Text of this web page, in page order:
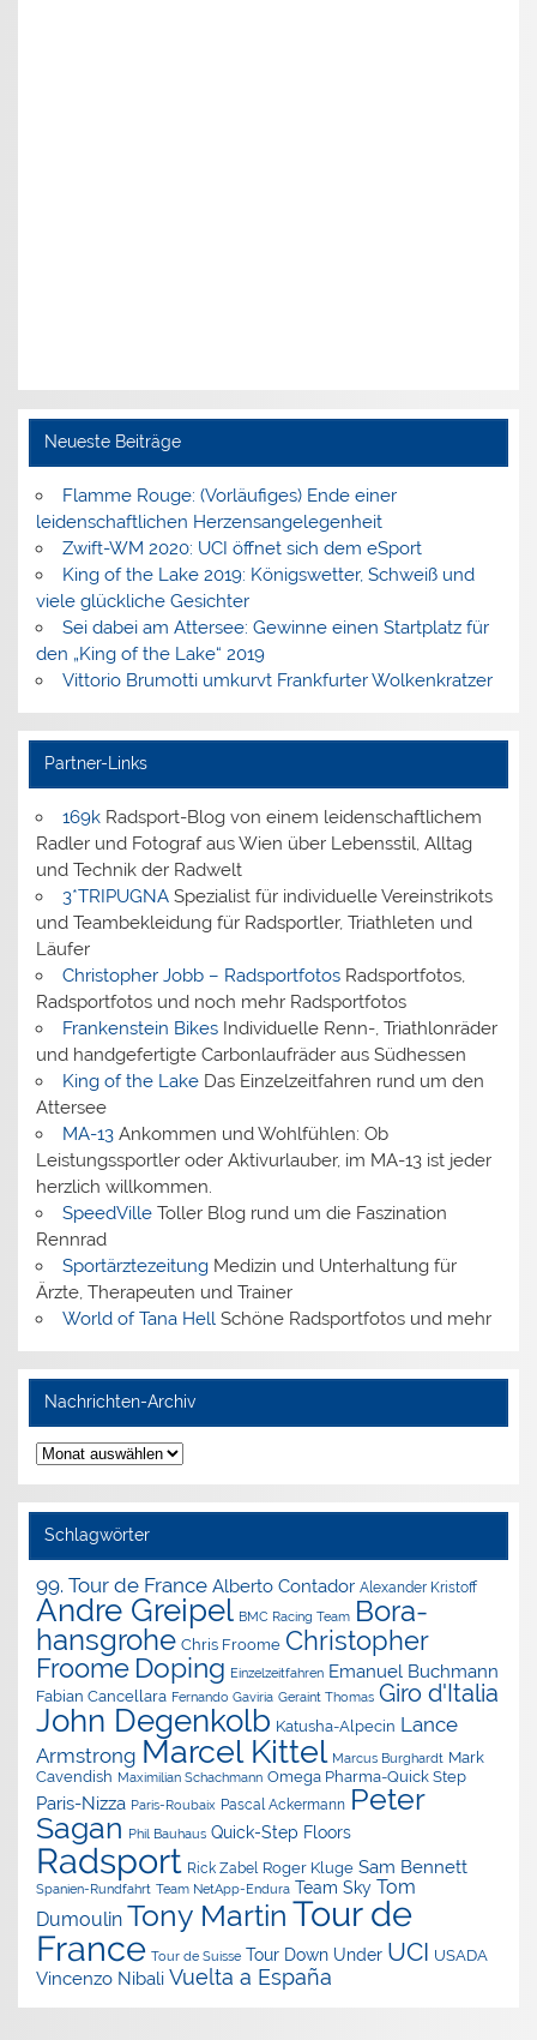
Neueste Beiträge
Flamme Rouge: (Vorläufiges) Ende einer
leidenschaftlichen Herzensangelegenheit
Zwift-WM 2020: UCI öffnet sich dem eSport
King of the Lake 2019: Königswetter, Schweiß und
viele glückliche Gesichter
Sei dabei am Attersee: Gewinne einen Startplatz für
den „King of the Lake“ 2019
Vittorio Brumotti umkurvt Frankfurter Wolkenkratzer
Partner-Links
169kRadsport-Blog von einem leidenschaftlichem
Radler und Fotograf aus Wien über Lebensstil, Alltag
und Technik der Radwelt
3*TRIPUGNASpezialist für individuelle Vereinstrikots
und Teambekleidung für Radsportler, Triathleten und
Läufer
Christopher Jobb – RadsportfotosRadsportfotos,
Radsportfotos und noch mehr Radsportfotos
Frankenstein BikesIndividuelle Renn-, Triathlonräder
und handgefertigte Carbonlaufräder aus Südhessen
King of the LakeDas Einzelzeitfahren rund um den
Attersee
MA-13Ankommen und Wohlfühlen: Ob
Leistungssportler oder Aktivurlauber, im MA-13 ist jeder
herzlich willkommen.
SpeedVilleToller Blog rund um die Faszination
Rennrad
SportärztezeitungMedizin und Unterhaltung für
Ärzte, Therapeuten und Trainer
World of Tana HellSchöne Radsportfotos und mehr
Nachrichten-Archiv
Nachrichten-
Archiv
Schlagwörter
99. Tour de France Alberto Contador Alexander Kristoff
Andre Greipel BMC Racing Team Bora-
hansgrohe Chris Froome Christopher
Froome Doping Einzelzeitfahren Emanuel Buchmann
Fabian Cancellara Fernando Gaviria Geraint Thomas Giro d'Italia
John Degenkolb Katusha-Alpecin Lance
Armstrong Marcel Kittel Marcus Burghardt Mark
Cavendish Maximilian Schachmann Omega Pharma-Quick Step
Paris-Nizza Paris-Roubaix Pascal Ackermann Peter
Sagan Phil Bauhaus Quick-Step Floors
Radsport Rick Zabel Roger Kluge Sam Bennett
Spanien-Rundfahrt Team NetApp-Endura Team Sky Tom
Dumoulin Tony Martin Tour de
France Tour de Suisse Tour Down Under UCI USADA
Vincenzo Nibali Vuelta a España